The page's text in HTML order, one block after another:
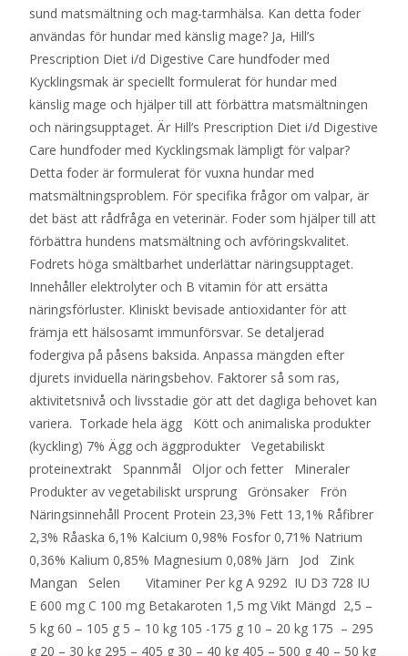
sund matsmältning och mag-tarmhälsa. Kan detta foder
användas för hundar med känslig mage? Ja, Hill’s
Prescription Diet i/d Digestive Care hundfoder med
Kycklingsmak är speciellt formulerat för hundar med
känslig mage och hjälper till att förbättra matsmältningen
och näringsupptaget. Är Hill’s Prescription Diet i/d Digestive
Care hundfoder med Kycklingsmak lämpligt för valpar?
Detta foder är formulerat för vuxna hundar med
matsmältningsproblem. För specifika frågor om valpar, är
det bäst att rådfråga en veterinär. Foder som hjälper till att
förbättra hundens matsmältning och avföringskvalitet.
Fodrets höga smältbarhet underlättar näringsupptaget.
Innehåller elektrolyter och B vitamin för att ersätta
näringsförluster. Kliniskt bevisade antioxidanter för att
främja ett hälsosamt immunförsvar. Se detaljerad
fodergiva på påsens baksida. Anpassa mängden efter
djurets inviduella näringsbehov. Faktorer så som ras,
aktivitetsnivå och livsstadie gör att det dagliga behovet kan
variera. Torkade hela ägg Kött och animaliska produkter
(kyckling) 7% Ägg och äggprodukter Vegetabiliskt
proteinextrakt Spannmål Oljor och fetter Mineraler
Produkter av vegetabiliskt ursprung Grönsaker Frön
Näringsinnehåll Procent Protein 23,3% Fett 13,1% Råfibrer
2,3% Råaska 6,1% Kalcium 0,98% Fosfor 0,71% Natrium
0,36% Kalium 0,85% Magnesium 0,08% Järn Jod Zink
Mangan Selen Vitaminer Per kg A 9292 IU D3 728 IU
E 600 mg C 100 mg Betakaroten 1,5 mg Vikt Mängd 2,5 –
5 kg 60 – 105 g 5 – 10 kg 105 -175 g 10 – 20 kg 175 – 295
g 20 – 30 kg 295 – 405 g 30 – 40 kg 405 – 500 g 40 – 50 kg